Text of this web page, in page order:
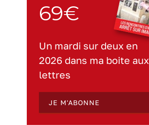
69€
Un mardi sur deux en
2026 dans ma boite aux
lettres
JE M'ABONNE